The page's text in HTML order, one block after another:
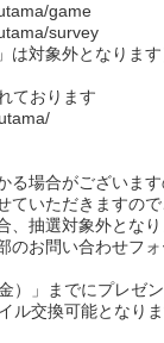
game
survey
対象外となります
ております
る場合がございま
ていただきますの
、抽選対象外となり
お問い合わせフ
）」までにプレゼ
ル交換可能となり